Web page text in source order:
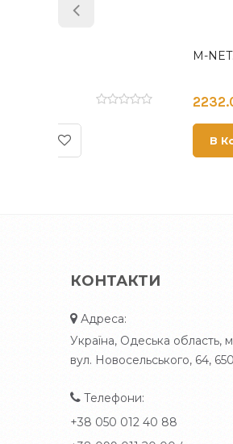
Виносна панель
10420.00 ₴
КОНТАКТИ
Адреса:
Україна, Одеська область,
вул. Новосельського, 64,
Телефони:
+38 050 012 40 88